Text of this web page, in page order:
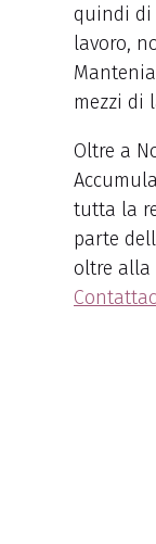
quindi di
lavoro,
mezzi di
Oltre a
tutta la
parte
oltre alla